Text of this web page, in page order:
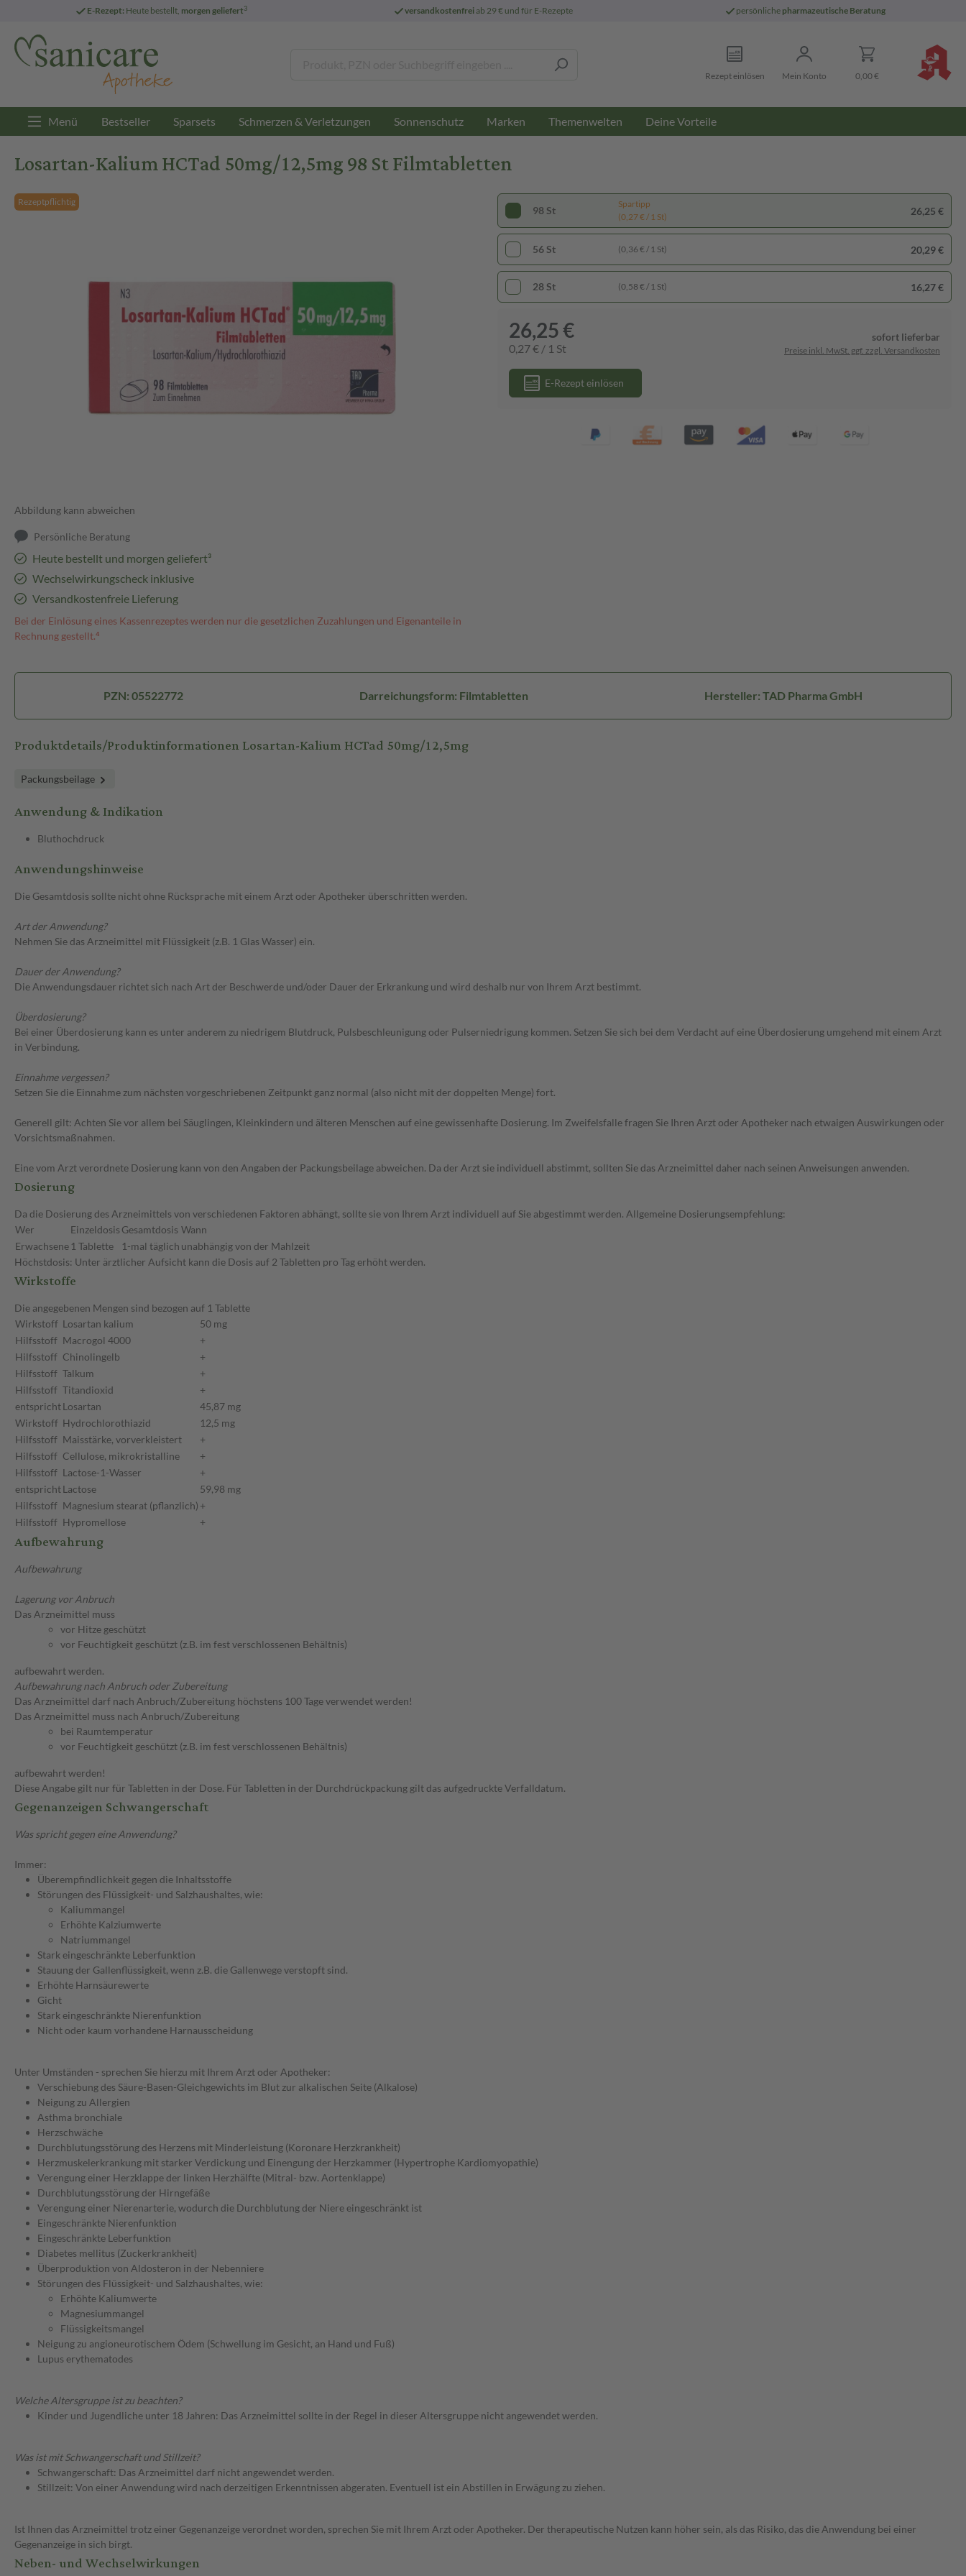
E-Rezept: Heute bestellt, morgen geliefert3 versandkostenfreiab 29 € und für E-Rezepte persönliche pharmazeutische Beratung
Rezept einlösen Mein Konto 0,00 €
Menü Bestseller Sparsets Schmerzen & Verletzungen Sonnenschutz Marken Themenwelten Deine Vorteile
Losartan-Kalium HCTad 50mg/12,5mg 98 St Filmtabletten
Rezeptpflichtig
Abbildung kann abweichen
Persönliche Beratung
Heute bestellt und morgen geliefert³
Wechselwirkungscheck inklusive
Versandkostenfreie Lieferung
Bei der Einlösung eines Kassenrezeptes werden nur die gesetzlichen Zuzahlungen und Eigenanteile in
Rechnung gestellt.⁴
98 St
Spartipp
(0,27 € / 1 St)
26,25 €
56 St (0,36 € / 1 St) 20,29 €
28 St (0,58 € / 1 St) 16,27 €
26,25 €
0,27 € / 1 St
sofort lieferbar
Preise inkl. MwSt. ggf. zzgl. Versandkosten
E-Rezept einlösen
PZN: 05522772 Darreichungsform: Filmtabletten Hersteller: TAD Pharma GmbH
Produktdetails/Produktinformationen Losartan-Kalium HCTad 50mg/12,5mg
Packungsbeilage
Anwendung & Indikation
Bluthochdruck
Anwendungshinweise
Die Gesamtdosis sollte nicht ohne Rücksprache mit einem Arzt oder Apotheker überschritten werden.
Art der Anwendung?
Nehmen Sie das Arzneimittel mit Flüssigkeit (z.B. 1 Glas Wasser) ein.
Dauer der Anwendung?
Die Anwendungsdauer richtet sich nach Art der Beschwerde und/oder Dauer der Erkrankung und wird deshalb nur von Ihrem Arzt bestimmt.
Überdosierung?
Bei einer Überdosierung kann es unter anderem zu niedrigem Blutdruck, Pulsbeschleunigung oder Pulserniedrigung kommen. Setzen Sie sich bei dem Verdacht auf eine Überdosierung umgehend mit einem Arzt
in Verbindung.
Einnahme vergessen?
Setzen Sie die Einnahme zum nächsten vorgeschriebenen Zeitpunkt ganz normal (also nicht mit der doppelten Menge) fort.
Generell gilt: Achten Sie vor allem bei Säuglingen, Kleinkindern und älteren Menschen auf eine gewissenhafte Dosierung. Im Zweifelsfalle fragen Sie Ihren Arzt oder Apotheker nach etwaigen Auswirkungen oder
Vorsichtsmaßnahmen.
Eine vom Arzt verordnete Dosierung kann von den Angaben der Packungsbeilage abweichen. Da der Arzt sie individuell abstimmt, sollten Sie das Arzneimittel daher nach seinen Anweisungen anwenden.
Dosierung
Da die Dosierung des Arzneimittels von verschiedenen Faktoren abhängt, sollte sie von Ihrem Arzt individuell auf Sie abgestimmt werden. Allgemeine Dosierungsempfehlung:
Wer
Einzeldosis Gesamtdosis Wann
Erwachsene 1 Tablette 1-mal täglich unabhängig von der Mahlzeit
Höchstdosis: Unter ärztlicher Aufsicht kann die Dosis auf 2 Tabletten pro Tag erhöht werden.
Wirkstoffe
Die angegebenen Mengen sind bezogen auf 1 Tablette
Wirkstoff Losartan kalium
50 mg
Hilfsstoff Macrogol 4000
+
Hilfsstoff Chinolingelb
+
Hilfsstoff Talkum
+
Hilfsstoff Titandioxid
+
entsprichtLosartan
45,87 mg
Wirkstoff Hydrochlorothiazid
12,5 mg
Hilfsstoff Maisstärke, vorverkleistert
+
Hilfsstoff Cellulose, mikrokristalline
+
Hilfsstoff Lactose-1-Wasser
+
entsprichtLactose
59,98 mg
Hilfsstoff Magnesium stearat (pflanzlich) +
Hilfsstoff Hypromellose +
Aufbewahrung
Aufbewahrung
Lagerung vor Anbruch
Das Arzneimittel muss
vor Hitze geschützt
vor Feuchtigkeit geschützt (z.B. im fest verschlossenen Behältnis)
aufbewahrt werden.
Aufbewahrung nach Anbruch oder Zubereitung
Das Arzneimittel darf nach Anbruch/Zubereitung höchstens 100 Tage verwendet werden!
Das Arzneimittel muss nach Anbruch/Zubereitung
bei Raumtemperatur
vor Feuchtigkeit geschützt (z.B. im fest verschlossenen Behältnis)
aufbewahrt werden!
Diese Angabe gilt nur für Tabletten in der Dose. Für Tabletten in der Durchdrückpackung gilt das aufgedruckte Verfalldatum.
Gegenanzeigen Schwangerschaft
Was spricht gegen eine Anwendung?
Immer:
Überempfindlichkeit gegen die Inhaltsstoffe
Störungen des Flüssigkeit- und Salzhaushaltes, wie:
Kaliummangel
Erhöhte Kalziumwerte
Natriummangel
Stark eingeschränkte Leberfunktion
Stauung der Gallenflüssigkeit, wenn z.B. die Gallenwege verstopft sind.
Erhöhte Harnsäurewerte
Gicht
Stark eingeschränkte Nierenfunktion
Nicht oder kaum vorhandene Harnausscheidung
Unter Umständen - sprechen Sie hierzu mit Ihrem Arzt oder Apotheker:
Verschiebung des Säure-Basen-Gleichgewichts im Blut zur alkalischen Seite (Alkalose)
Neigung zu Allergien
Asthma bronchiale
Herzschwäche
Durchblutungsstörung des Herzens mit Minderleistung (Koronare Herzkrankheit)
Herzmuskelerkrankung mit starker Verdickung und Einengung der Herzkammer (Hypertrophe Kardiomyopathie)
Verengung einer Herzklappe der linken Herzhälfte (Mitral- bzw. Aortenklappe)
Durchblutungsstörung der Hirngefäße
Verengung einer Nierenarterie, wodurch die Durchblutung der Niere eingeschränkt ist
Eingeschränkte Nierenfunktion
Eingeschränkte Leberfunktion
Diabetes mellitus (Zuckerkrankheit)
Überproduktion von Aldosteron in der Nebenniere
Störungen des Flüssigkeit- und Salzhaushaltes, wie:
Erhöhte Kaliumwerte
Magnesiummangel
Flüssigkeitsmangel
Neigung zu angioneurotischem Ödem (Schwellung im Gesicht, an Hand und Fuß)
Lupus erythematodes
Welche Altersgruppe ist zu beachten?
Kinder und Jugendliche unter 18 Jahren: Das Arzneimittel sollte in der Regel in dieser Altersgruppe nicht angewendet werden.
Was ist mit Schwangerschaft und Stillzeit?
Schwangerschaft: Das Arzneimittel darf nicht angewendet werden.
Stillzeit: Von einer Anwendung wird nach derzeitigen Erkenntnissen abgeraten. Eventuell ist ein Abstillen in Erwägung zu ziehen.
Ist Ihnen das Arzneimittel trotz einer Gegenanzeige verordnet worden, sprechen Sie mit Ihrem Arzt oder Apotheker. Der therapeutische Nutzen kann höher sein, als das Risiko, das die Anwendung bei einer
Gegenanzeige in sich birgt.
Neben- und Wechselwirkungen